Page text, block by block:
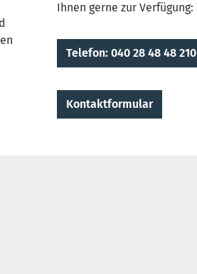
Ihnen gerne zur Verfügung:
Telefon: 040 28 48 48 210
Kontaktformular